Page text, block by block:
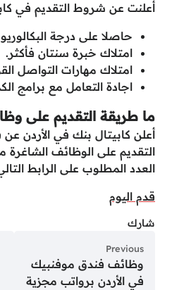
أعلنت عن شروط التقديم في
حاصلا على درجة
امتلاك خبرة سنتان فأكثر.
امتلاك مهارات التواصل
اجادة التعامل مع برامج
ما طريقة التقديم على
أعلن كابيتال بنك في الأردن
التقديم على الوظائف الشاغرة
العدد المطلوب على الرابط
قدم اليوم
شارك
Previous
وظائف فندق موفنبيك
في الأردن برواتب مجزية